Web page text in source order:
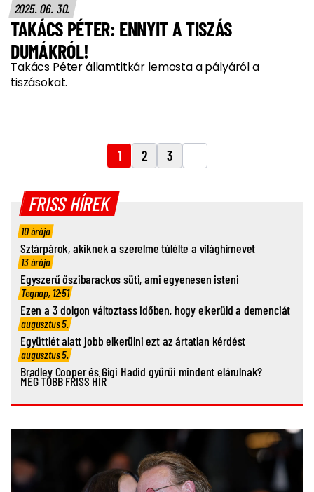
2025. 06. 30.
TAKÁCS PÉTER: ENNYIT A TISZÁS
DUMÁKRÓL!
Takács Péter államtitkár lemosta a pályáról a
tiszásokat.
1 2 3
FRISS HÍREK
10 órája
Sztárpárok, akiknek a szerelme túlélte a világhírnevet
13 órája
Egyszerű őszibarackos süti, ami egyenesen isteni
Tegnap, 12:51
Ezen a 3 dolgon változtass időben, hogy elkerüld a demenciát
augusztus 5.
Együttlét alatt jobb elkerülni ezt az ártatlan kérdést
augusztus 5.
Bradley Cooper és Gigi Hadid gyűrűi mindent elárulnak?
MÉG TÖBB FRISS HÍR